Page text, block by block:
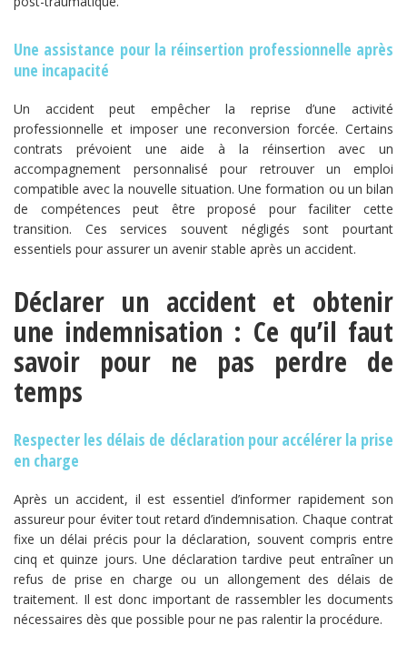
Une assistance pour la réinsertion professionnelle après
une incapacité
Un accident peut empêcher la reprise d’une activité
professionnelle et imposer une reconversion forcée. Certains
contrats prévoient une aide à la réinsertion avec un
accompagnement personnalisé pour retrouver un emploi
compatible avec la nouvelle situation. Une formation ou un bilan
de compétences peut être proposé pour faciliter cette
transition. Ces services souvent négligés sont pourtant
essentiels pour assurer un avenir stable après un accident.
Déclarer un accident et obtenir
une indemnisation : Ce qu’il faut
savoir pour ne pas perdre de
temps
Respecter les délais de déclaration pour accélérer la prise
en charge
Après un accident, il est essentiel d’informer rapidement son
assureur pour éviter tout retard d’indemnisation. Chaque contrat
fixe un délai précis pour la déclaration, souvent compris entre
cinq et quinze jours. Une déclaration tardive peut entraîner un
refus de prise en charge ou un allongement des délais de
traitement. Il est donc important de rassembler les documents
nécessaires dès que possible pour ne pas ralentir la procédure.